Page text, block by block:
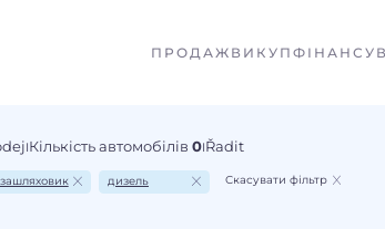
ПРОДАЖ ВИКУП
IКількість автомобілів 0IŘadit
дизель Скасувати фільтр